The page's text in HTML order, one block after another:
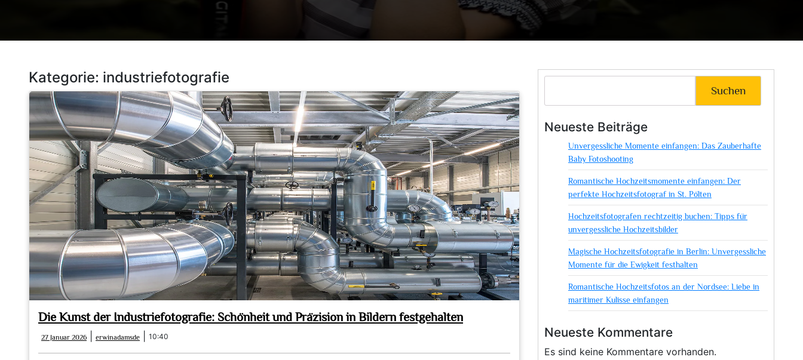
Kategorie: industriefotografie
Die Kunst der Industriefotografie: Schönheit und Präzision in Bildern festgehalten
27 Januar 2026
Januar
2026
erwinadamsde erwinadamsde
10:40
Suchen
Neueste Beiträge
Unvergessliche Momente einfangen: Das Zauberhafte
Baby Fotoshooting
Romantische Hochzeitsmomente einfangen: Der
perfekte Hochzeitsfotograf in St. Pölten
Hochzeitsfotografen rechtzeitig buchen: Tipps für
unvergessliche Hochzeitsbilder
Magische Hochzeitsfotografie in Berlin: Unvergessliche
Momente für die Ewigkeit festhalten
Romantische Hochzeitsfotos an der Nordsee: Liebe in
maritimer Kulisse einfangen
Neueste Kommentare
Es sind keine Kommentare vorhanden.